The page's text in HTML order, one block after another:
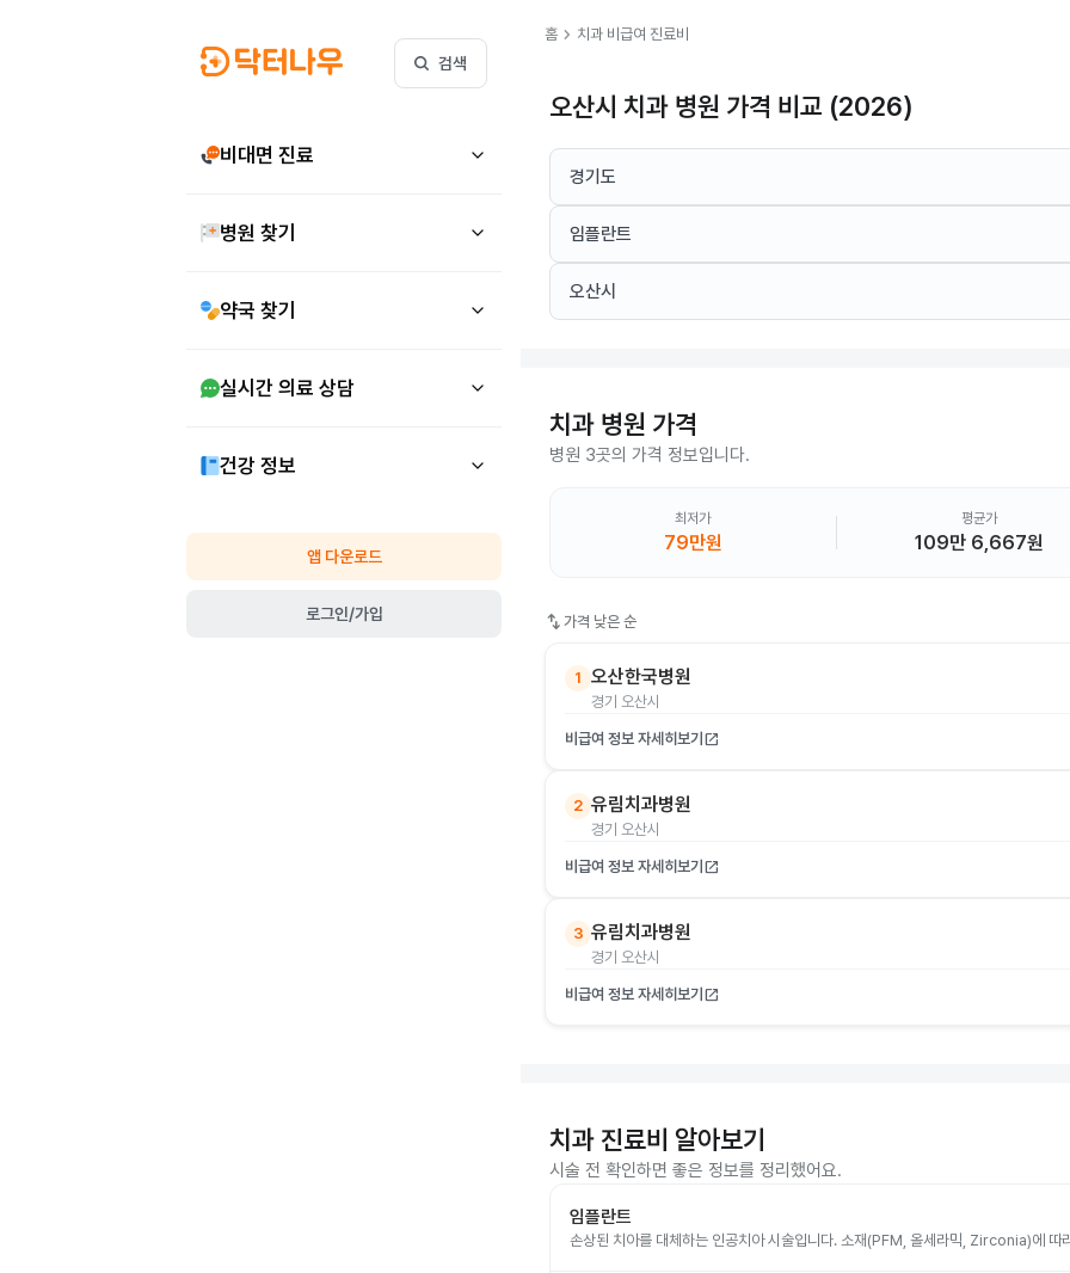
검색
비대면 진료
병원 찾기
약국 찾기
실시간 의료 상담
건강 정보
앱 다운로드
로그인/가입
홈 chevron_right 치과 비급여 진료비
오산시 치과 병원 가격 비교 (2026)
경기도
임플란트
오산시
치과 병원 가격
병원 3곳의 가격 정보입니다.
최저가
79만원
평균가
109만 6,667원
swap_vert 가격 낮은 순
1 오산한국병원
경기 오산시
비급여 정보 자세히보기 open_in_new
2 유림치과병원
경기 오산시
비급여 정보 자세히보기 open_in_new
3 유림치과병원
경기 오산시
비급여 정보 자세히보기 open_in_new
치과 진료비 알아보기
시술 전 확인하면 좋은 정보를 정리했어요.
임플란트
손상된 치아를 대체하는 인공치아 시술입니다. 소재(PFM, 올세라믹, Zirconia)에 따